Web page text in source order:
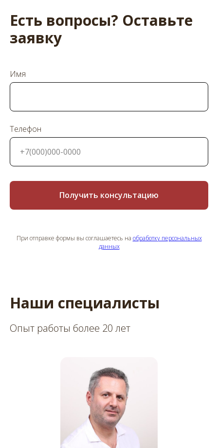
Есть вопросы? Оставьте
заявку
Имя
Телефон
Получить консультацию
При отправке формы вы соглашаетесь на обработку персональных
данных
Наши специалисты
Опыт работы более 20 лет